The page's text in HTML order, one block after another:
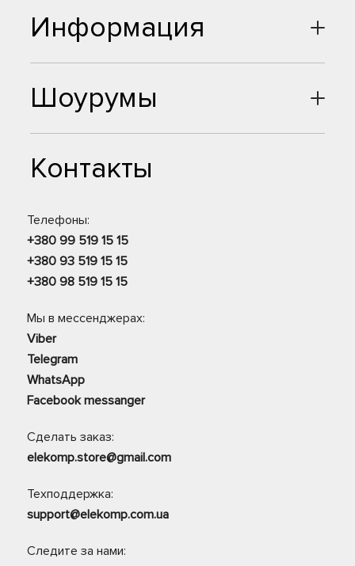
Шоурумы
Контакты
Телефоны:
+380 99 519 15 15
+380 93 519 15 15
+380 98 519 15 15
Мы в мессенджерах:
Viber
Telegram
WhatsApp
Facebook messanger
Сделать заказ:
elekomp.store@gmail.com
Техподдержка:
support@elekomp.com.ua
Следите за нами:
Информация